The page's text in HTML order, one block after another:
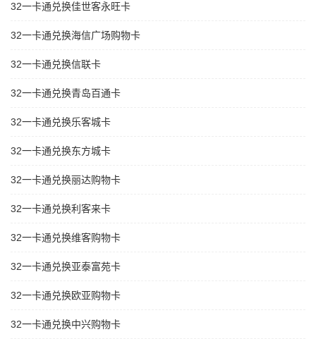
32一卡通兑换佳世客永旺卡
32一卡通兑换海信广场购物卡
32一卡通兑换信联卡
32一卡通兑换青岛百通卡
32一卡通兑换乐客城卡
32一卡通兑换东方城卡
32一卡通兑换丽达购物卡
32一卡通兑换利客来卡
32一卡通兑换维客购物卡
32一卡通兑换亚泰富苑卡
32一卡通兑换欧亚购物卡
32一卡通兑换中兴购物卡